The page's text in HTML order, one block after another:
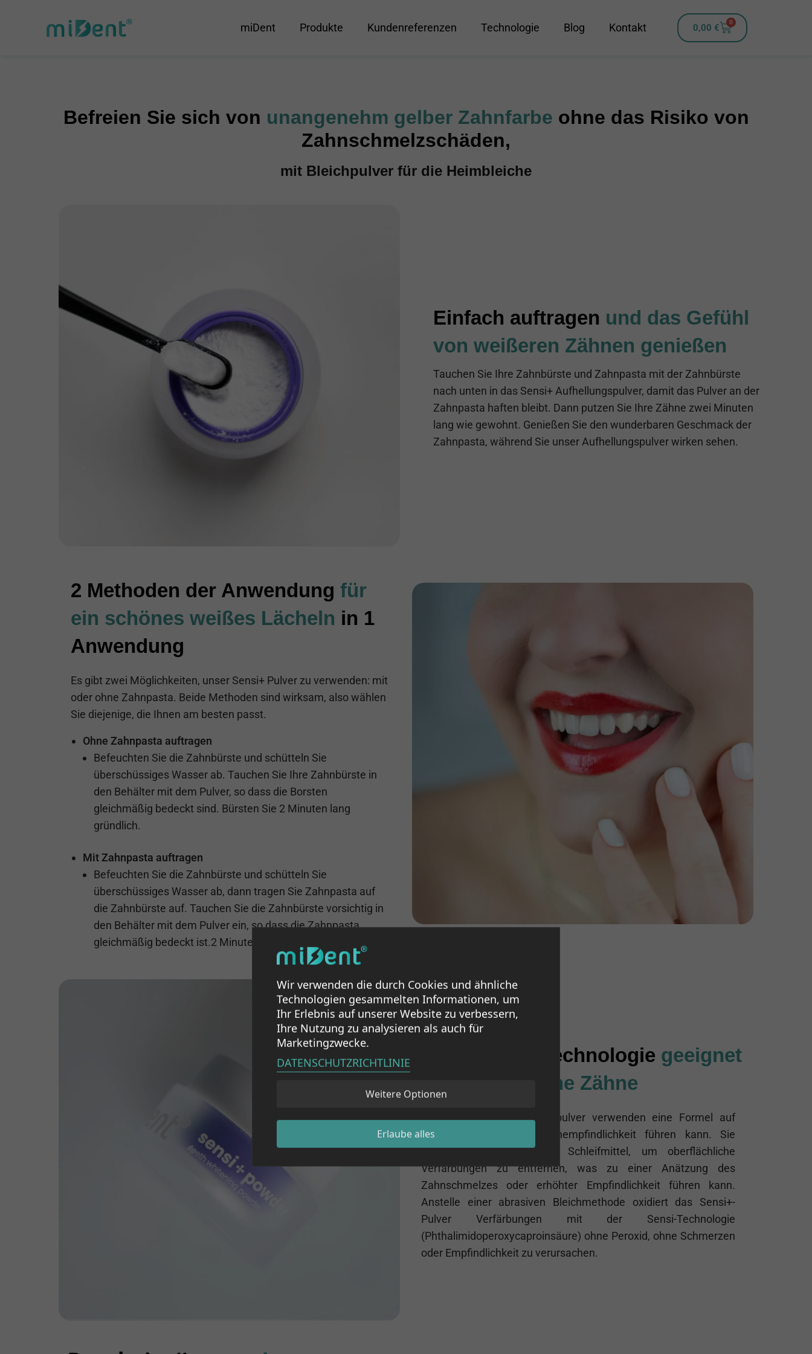
miDent Produkte Kundenreferenzen Technologie Blog Kontakt 0,00€ 0
Befreien Sie sich von unangenehm gelber Zahnfarbe ohne das Risiko von
Zahnschmelzschäden,
mit Bleichpulver für die Heimbleiche
Einfach auftragen und das Gefühl
von weißeren Zähnen genießen
Tauchen Sie Ihre Zahnbürste und Zahnpasta mit der Zahnbürste
nach unten in das Sensi+ Aufhellungspulver, damit das Pulver an der
Zahnpasta haften bleibt. Dann putzen Sie Ihre Zähne zwei Minuten
lang wie gewohnt. Genießen Sie den wunderbaren Geschmack der
Zahnpasta, während Sie unser Aufhellungspulver wirken sehen.
2 Methoden der Anwendung für
ein schönes weißes Lächeln in 1
Anwendung
Es gibt zwei Möglichkeiten, unser Sensi+ Pulver zu verwenden: mit
oder ohne Zahnpasta. Beide Methoden sind wirksam, also wählen
Sie diejenige, die Ihnen am besten passt.
Ohne Zahnpasta auftragen
Befeuchten Sie die Zahnbürste und schütteln Sie
überschüssiges Wasser ab. Tauchen Sie Ihre Zahnbürste in
den Behälter mit dem Pulver, so dass die Borsten
gleichmäßig bedeckt sind. Bürsten Sie 2 Minuten lang
gründlich.
Mit Zahnpasta auftragen
Befeuchten Sie die Zahnbürste und schütteln Sie
überschüssiges Wasser ab, dann tragen Sie Zahnpasta auf
die Zahnbürste auf. Tauchen Sie die Zahnbürste vorsichtig in
den Behälter mit dem Pulver ein, so dass die Zahnpasta
gleichmäßig bedeckt ist.2 Minuten lang gründlich bürsten.
Peroxidfreie Technologie geeignet
für empfindliche Zähne
Herkömmliche Aufhellungspulver verwenden eine Formel auf
Peroxidbasis, die zu Zahnempfindlichkeit führen kann. Sie
verwenden in der Regel Schleifmittel, um oberflächliche
Verfärbungen zu entfernen, was zu einer Anätzung des
Zahnschmelzes oder erhöhter Empfindlichkeit führen kann.
Anstelle einer abrasiven Bleichmethode oxidiert das Sensi+-
Pulver Verfärbungen mit der Sensi-Technologie
(Phthalimidoperoxycaproinsäure) ohne Peroxid, ohne Schmerzen
oder Empfindlichkeit zu verursachen.
Wir verwenden die durch Cookies und ähnliche
Technologien gesammelten Informationen, um
Ihr Erlebnis auf unserer Website zu verbessern,
Ihre Nutzung zu analysieren als auch für
Marketingzwecke.
DATENSCHUTZRICHTLINIE
Weitere Optionen
Erlaube alles